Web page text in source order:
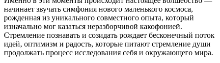
начинает звучать симфония нового маленького космоса,
рожденная из уникального совместного опыта, который
изначально мог казаться неразборчивой какофонией.
Стремление познавать и созидать рождает бесконечный поток
идей, оптимизм и радость, которые питают стремление души
продолжать процесс исследования себя и окружающего мира.